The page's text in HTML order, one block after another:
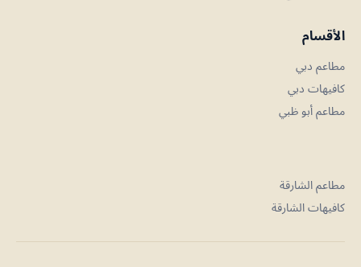
الأقسام
مطاعم دبي
كافيهات دبي
مطاعم أبو ظبي
مطاعم الشارقة
كافيهات الشارقة